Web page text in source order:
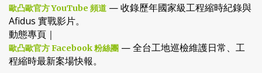
影音頻道｜
歐凸歐官方 YouTube 頻道
Afidus 實戰影片。
動態專頁｜
歐凸歐官方 Facebook 粉絲團